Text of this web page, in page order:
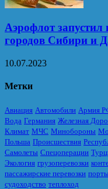
Аэрофлот
городов Сибири и
10.07.2023
Метки
Авиация Автомобили Армия
Вода Германия Железная
Климат МЧС Минобороны
Польша Происшествия
Самолеты Спецоперации
Экология грузоперевозки
пассажирские перевозки
судоходство теплоход